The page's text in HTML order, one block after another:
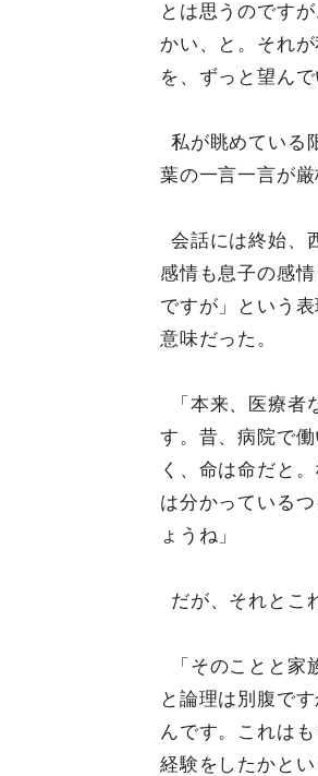
とは思うのです
かい、と。それ
を、ずっと望んで
私が眺めている
葉の一言一言が厳
会話には終始、
感情も息子の感
ですが」という
意味だった。
「本来、医療
す。昔、病院で
く、命は命だと
は分かっている
ょうね」
だが、それとこ
「そのことと
と論理は別腹で
んです。これは
経験をしたかとい